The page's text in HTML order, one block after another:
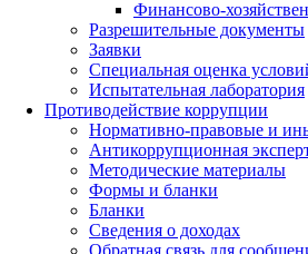
Финансово-
Разрешительные документы
Заявки
Специальная оценка
Испытательная лаборатория
Противодействие коррупции
Нормативно-правовые и
Антикоррупционная
Методические материалы
Формы и бланки
Бланки
Сведения о доходах
Обратная связь для